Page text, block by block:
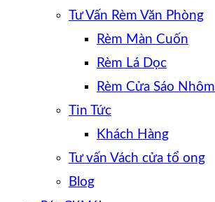
Tư Vấn Rèm Văn Phòng
Rèm Màn Cuốn
Rèm Lá Dọc
Rèm Cửa Sáo Nhôm
Tin Tức
Khách Hàng
Tư vấn Vách cửa tổ ong
Blog